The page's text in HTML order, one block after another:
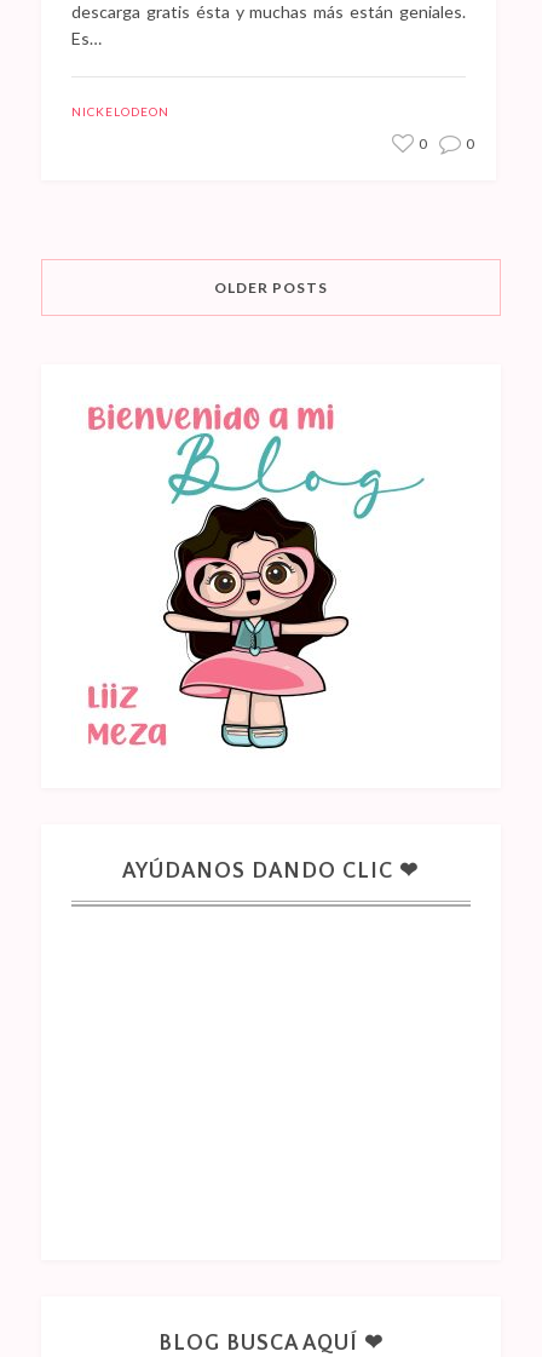
descarga gratis ésta y muchas más están geniales.
Es…
NICKELODEON
0 0
OLDER POSTS
AYÚDANOS DANDO CLIC ❤
BLOG BUSCA AQUÍ ❤